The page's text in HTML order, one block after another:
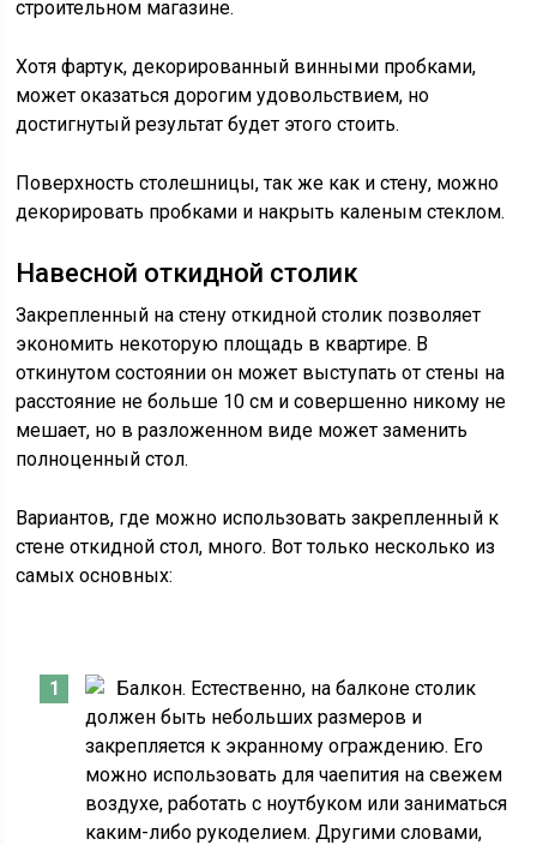
строительном магазине.
Хотя фартук, декорированный винными пробками,
может оказаться дорогим удовольствием, но
достигнутый результат будет этого стоить.
Поверхность столешницы, так же как и стену, можно
декорировать пробками и накрыть каленым стеклом.
Навесной откидной столик
Закрепленный на стену откидной столик позволяет
экономить некоторую площадь в квартире. В
откинутом состоянии он может выступать от стены на
расстояние не больше 10 см и совершенно никому не
мешает, но в разложенном виде может заменить
полноценный стол.
Вариантов, где можно использовать закрепленный к
стене откидной стол, много. Вот только несколько из
самых основных:
Балкон. Естественно, на балконе столик
должен быть небольших размеров и
закрепляется к экранному ограждению. Его
можно использовать для чаепития на свежем
воздухе, работать с ноутбуком или заниматься
каким-либо рукоделием. Другими словами,